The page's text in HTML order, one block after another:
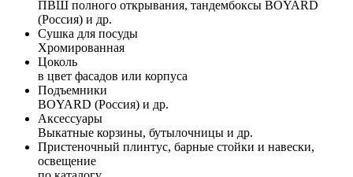
ПВШ полного открывания, тандембоксы BOYARD
(Россия) и др.
Сушка для посуды
Хромированная
Цоколь
в цвет фасадов или корпуса
Подъемники
BOYARD (Россия) и др.
Аксессуары
Выкатные корзины, бутылочницы и др.
Пристеночный плинтус, барные стойки и навески,
освещение